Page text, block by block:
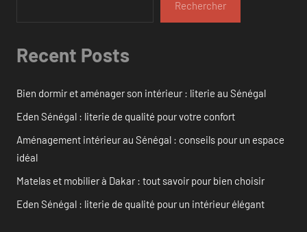
Rechercher
Recent Posts
Bien dormir et aménager son intérieur : literie au Sénégal
Eden Sénégal : literie de qualité pour votre confort
Aménagement intérieur au Sénégal : conseils pour un espace
idéal
Matelas et mobilier à Dakar : tout savoir pour bien choisir
Eden Sénégal : literie de qualité pour un intérieur élégant